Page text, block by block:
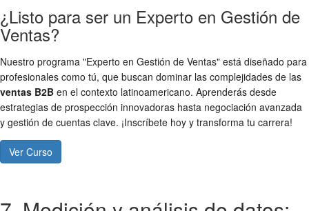
¿Listo para ser un Experto en Gestión de
Ventas?
Nuestro programa "Experto en Gestión de Ventas" está diseñado para
profesionales como tú, que buscan dominar las complejidades de las
ventas B2B en el contexto latinoamericano. Aprenderás desde
estrategias de prospección innovadoras hasta negociación avanzada
y gestión de cuentas clave. ¡Inscríbete hoy y transforma tu carrera!
Ver Curso